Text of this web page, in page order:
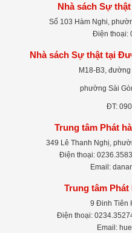
Nhà sách Sự
Số 103 Hàm Nghi,
Điện thoại:
Nhà sách Sự thật tại
M18-B3,
phường Sài
ĐT:
Trung tâm Phát
349 Lê Thanh Nghị,
Điện thoại:
Email:
Trung tâm Phát
9 Đinh Tiên
Điện thoại:
Email: